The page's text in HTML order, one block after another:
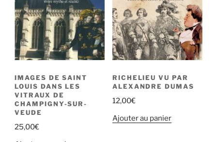
son
château
et
sa
cité
IMAGES DE SAINT
LOUIS DANS LES
VITRAUX DE
CHAMPIGNY-SUR-
VEUDE
25,00€
RICHELIEU VU PAR
ALEXANDRE DUMAS
12,00€
Ajouter au panier